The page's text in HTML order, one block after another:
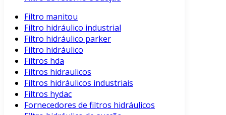
Filtro manitou
Filtro hidráulico industrial
Filtro hidráulico parker
Filtro hidráulico
Filtros hda
Filtros hidraulicos
Filtros hidráulicos industriais
Filtros hydac
Fornecedores de filtros hidráulicos